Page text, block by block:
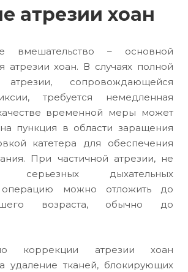
атрезии хоан
вмешательство – основной
атрезии хоан. В случаях полной
атрезии, сопровождающейся
требуется немедленная
временной меры может
пункция в области заращения
катетера для обеспечения
При частичной атрезии, не
серьезных дыхательных
операцию можно отложить до
возраста, обычно до
коррекции атрезии хоан
удаление тканей, блокирующих